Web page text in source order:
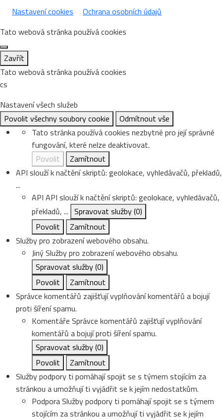
Nastavení cookies
Ochrana osobních údajů
Tato webová stránka používá cookies
Zavřít
Tato webová stránka používá cookies
cs
Nastavení všech služeb
Povolit všechny soubory cookie
Odmítnout vše
Tato stránka používá cookies nezbytné pro její správné
fungování, které nelze deaktivovat.
Povolit
Zamítnout
API slouží k načtění skriptů: geolokace, vyhledávačů, překladů,
...
API API slouží k načtění skriptů: geolokace, vyhledávačů,
překladů, ... Spravovat služby(0)
Povolit
Zamítnout
Služby pro zobrazení webového obsahu.
JinýSlužby pro zobrazení webového obsahu.
Spravovat služby(0)
Povolit
Zamítnout
Správce komentářů zajišťují vyplňování komentářů a bojují
proti šíření spamu.
Komentáře Správce komentářů zajišťují vyplňování
komentářů a bojují proti šíření spamu.
Spravovat služby(0)
Povolit
Zamítnout
Služby podpory ti pomáhají spojit se s týmem stojícím za
stránkou a umožňují ti vyjádřit se k jejím nedostatkům.
PodporaSlužby podpory ti pomáhají spojit se s týmem
stojícím za stránkou a umožňují ti vyjádřit se k jejím